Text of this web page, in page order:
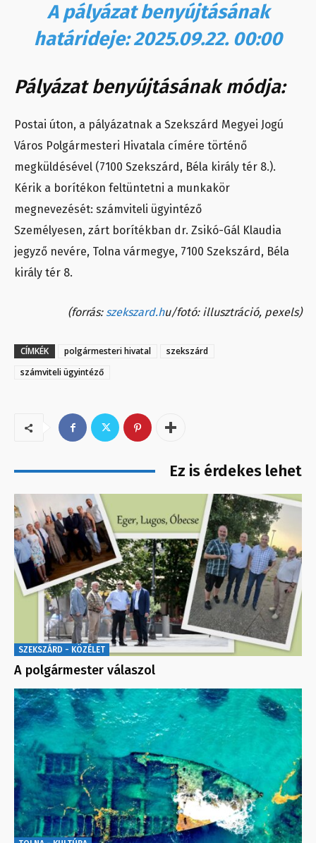
A pályázat benyújtásának
határideje: 2025.09.22. 00:00
Pályázat benyújtásának módja:
Postai úton, a pályázatnak a Szekszárd Megyei Jogú
Város Polgármesteri Hivatala címére történő
megküldésével (7100 Szekszárd, Béla király tér 8.).
Kérik a borítékon feltüntetni a munkakör
megnevezését: számviteli ügyintéző
Személyesen, zárt borítékban dr. Zsikó-Gál Klaudia
jegyző nevére, Tolna vármegye, 7100 Szekszárd, Béla
király tér 8.
(forrás: szekszard.hu/fotó: illusztráció, pexels)
CÍMKÉK polgármesteri hivatal
szekszárd
számviteli ügyintéző
Ez is érdekes lehet
SZEKSZÁRD - KÖZÉLET
A polgármester válaszol